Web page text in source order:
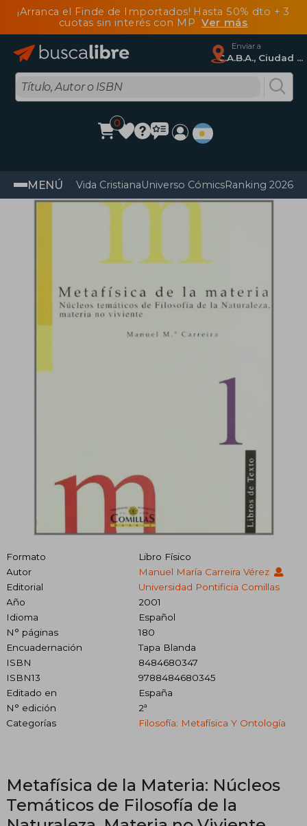
¡Arranca el Finde de Importados! Hasta 50% dto + 3
cuotas sin interés con MP Ver más
Enviar a
C.A.B.A., Ciudad Autónoma De Buenos Aires
0
MENÚ Vida CristianaUniverso CómicsRanking 2026
Formato
Libro Físico
Autor
Manuel María Carreira Vérez
Editorial
Universidad Pontificia Comillas
Año
2001
Idioma
Español
N° páginas
180
Encuadernación
Tapa Blanda
ISBN
8484680347
ISBN13
9788484680345
Editado en
España
N° edición
2ª
Categorías
Filosofía: Metafísica Y Ontología
Metafísica de la Materia: Núcleos
Temáticos de Filosofía de la